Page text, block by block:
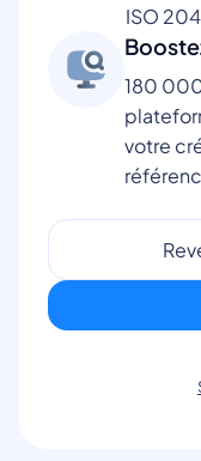
ISO
180
votre